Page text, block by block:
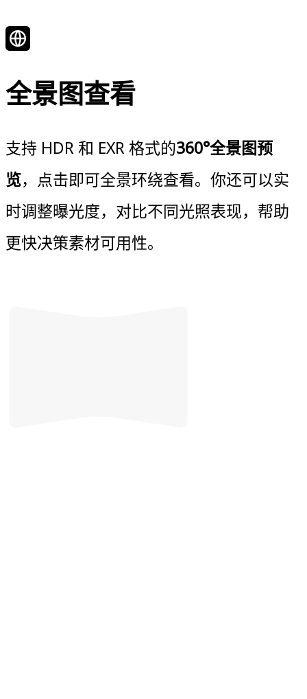
全景图查看
支持 HDR 和 EXR 格式的360°全景图预
览，点击即可全景环绕查看。你还可以实
时调整曝光度，对比不同光照表现，帮助
更快决策素材可用性。